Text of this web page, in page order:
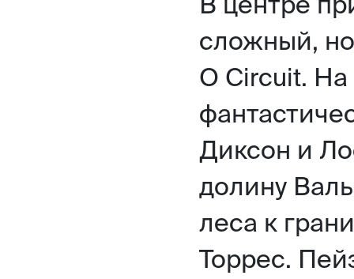
сложный,
О Circuit. На
Диксон и
долину
леса к
Торрес.